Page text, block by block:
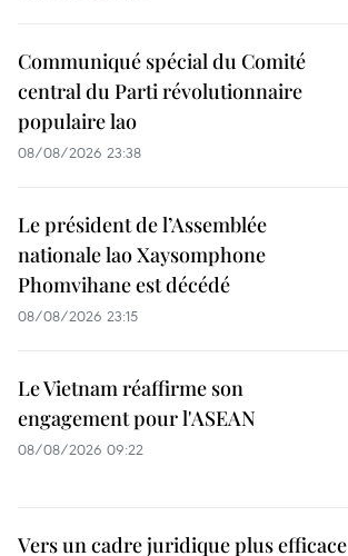
Communiqué spécial du Comité
central du Parti révolutionnaire
populaire lao
08/08/2026 23:38
Le président de l’Assemblée
nationale lao Xaysomphone
Phomvihane est décédé
08/08/2026 23:15
Le Vietnam réaffirme son
engagement pour l'ASEAN
08/08/2026 09:22
Vers un cadre juridique plus efficace